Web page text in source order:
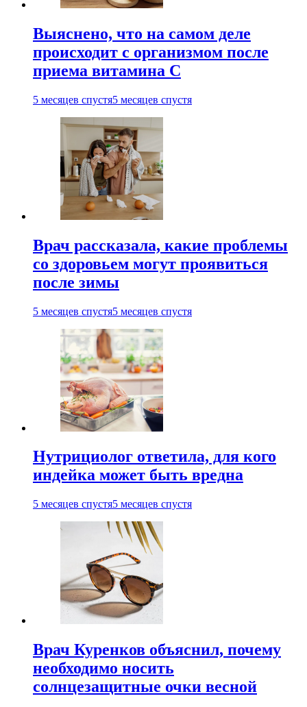
Выяснено, что на самом деле
происходит с организмом после
приема витамина С
5 месяцев спустя5 месяцев спустя
Врач рассказала, какие проблемы
со здоровьем могут проявиться
после зимы
5 месяцев спустя5 месяцев спустя
Нутрициолог ответила, для кого
индейка может быть вредна
5 месяцев спустя5 месяцев спустя
Врач Куренков объяснил, почему
необходимо носить
солнцезащитные очки весной